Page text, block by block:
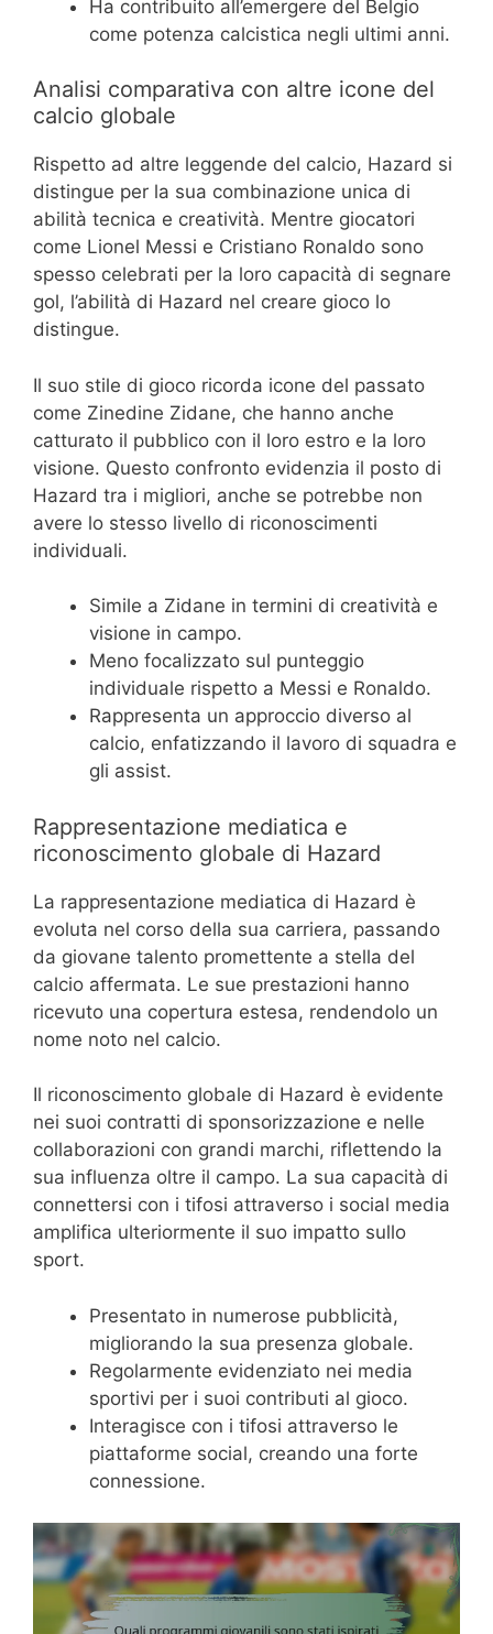
Ha contribuito all’emergere del Belgio
come potenza calcistica negli ultimi anni.
Analisi comparativa con altre icone del
calcio globale
Rispetto ad altre leggende del calcio, Hazard si
distingue per la sua combinazione unica di
abilità tecnica e creatività. Mentre giocatori
come Lionel Messi e Cristiano Ronaldo sono
spesso celebrati per la loro capacità di segnare
gol, l’abilità di Hazard nel creare gioco lo
distingue.
Il suo stile di gioco ricorda icone del passato
come Zinedine Zidane, che hanno anche
catturato il pubblico con il loro estro e la loro
visione. Questo confronto evidenzia il posto di
Hazard tra i migliori, anche se potrebbe non
avere lo stesso livello di riconoscimenti
individuali.
Simile a Zidane in termini di creatività e
visione in campo.
Meno focalizzato sul punteggio
individuale rispetto a Messi e Ronaldo.
Rappresenta un approccio diverso al
calcio, enfatizzando il lavoro di squadra e
gli assist.
Rappresentazione mediatica e
riconoscimento globale di Hazard
La rappresentazione mediatica di Hazard è
evoluta nel corso della sua carriera, passando
da giovane talento promettente a stella del
calcio affermata. Le sue prestazioni hanno
ricevuto una copertura estesa, rendendolo un
nome noto nel calcio.
Il riconoscimento globale di Hazard è evidente
nei suoi contratti di sponsorizzazione e nelle
collaborazioni con grandi marchi, riflettendo la
sua influenza oltre il campo. La sua capacità di
connettersi con i tifosi attraverso i social media
amplifica ulteriormente il suo impatto sullo
sport.
Presentato in numerose pubblicità,
migliorando la sua presenza globale.
Regolarmente evidenziato nei media
sportivi per i suoi contributi al gioco.
Interagisce con i tifosi attraverso le
piattaforme social, creando una forte
connessione.